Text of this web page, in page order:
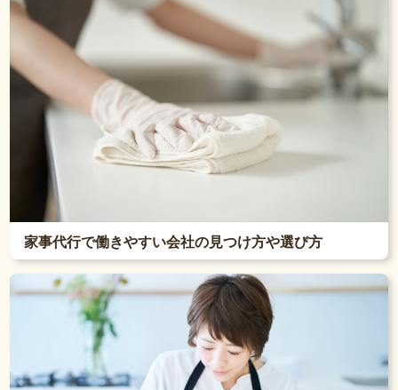
家事代行で働きやすい会社の見つけ方や選び方